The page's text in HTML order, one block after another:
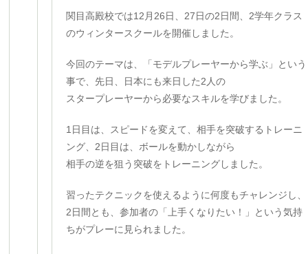
関目高殿校では12月26日、27日の2日間、2学年クラス
のウィンタースクールを開催しました。
今回のテーマは、「モデルプレーヤーから学ぶ」という
事で、先日、日本にも来日した2人の
スタープレーヤーから必要なスキルを学びました。
1日目は、スピードを変えて、相手を突破するトレーニ
ング、2日目は、ボールを動かしながら
相手の逆を狙う突破をトレーニングしました。
習ったテクニックを使えるように何度もチャレンジし、
2日間とも、参加者の「上手くなりたい！」という気持
ちがプレーに見られました。